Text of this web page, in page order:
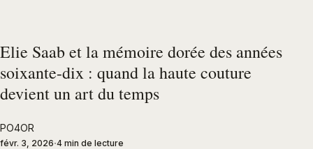
Elie Saab et la mémoire dorée des années
soixante-dix : quand la haute couture
devient un art du temps
PO4OR
févr. 3, 2026 4 min de lecture